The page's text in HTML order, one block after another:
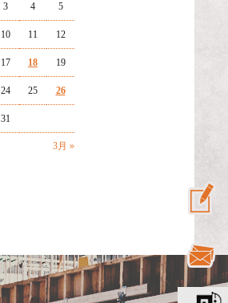
3月 »
3 4 5
10 11 12
17 18 19
24 25 26
31